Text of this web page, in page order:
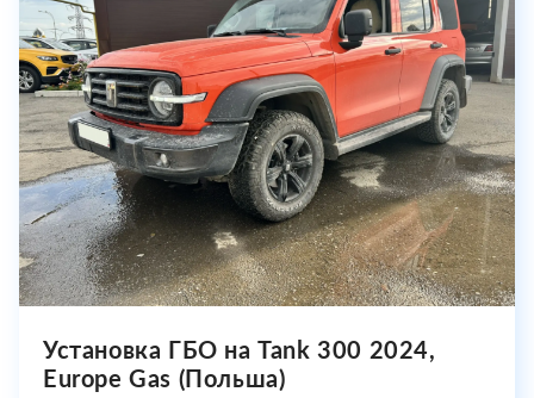
Установка ГБО на Tank 300 2024,
Europe Gas (Польша)